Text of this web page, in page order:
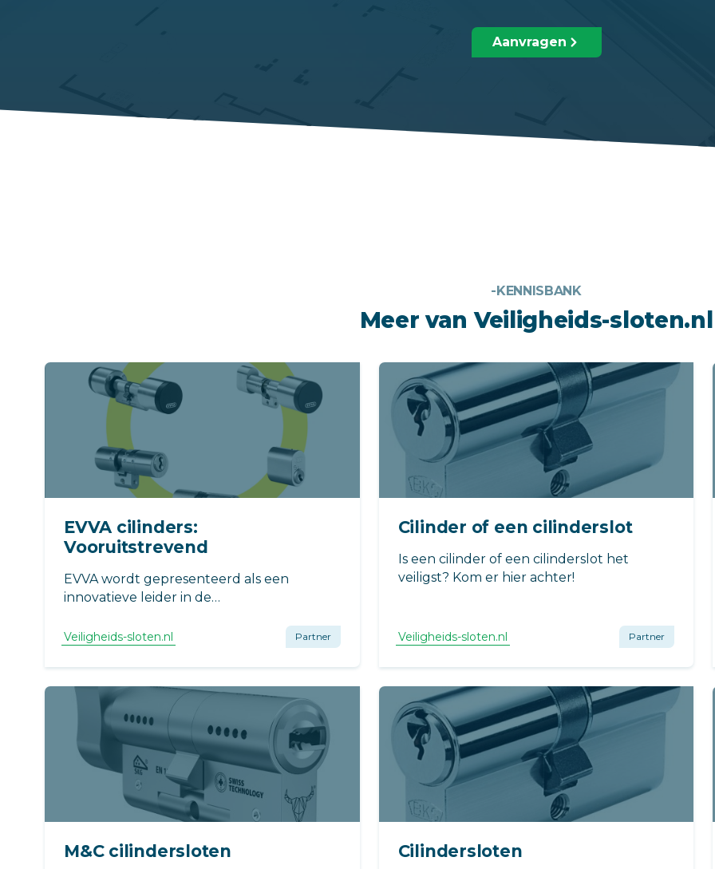
Aanvragen
-KENNISBANK
Meer van Veiligheids-sloten.nl
EVVA cilinders:
Vooruitstrevend
EVVA wordt gepresenteerd als een
innovatieve leider in de
zowel traditionele cilindersloten als
geavanceerde smart locks, gericht op
veiligheid, gebruiksgemak en slimme
integratie.
Veiligheids-sloten.nl Partner
Cilinder of een cilinderslot
Is een cilinder of een cilinderslot het
veiligst? Kom er hier achter!
Veiligheids-sloten.nl Partner
M&C cilindersloten Cilindersloten